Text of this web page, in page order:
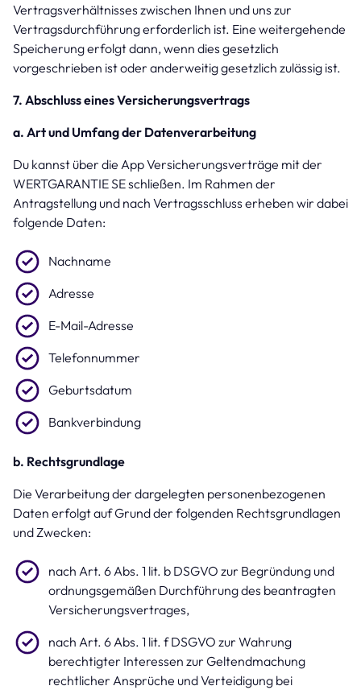
Vertragsverhältnisses zwischen Ihnen und uns zur
Vertragsdurchführung erforderlich ist. Eine weitergehende
Speicherung erfolgt dann, wenn dies gesetzlich
vorgeschrieben ist oder anderweitig gesetzlich zulässig ist.
7. Abschluss eines Versicherungsvertrags
a. Art und Umfang der Datenverarbeitung
Du kannst über die App Versicherungsverträge mit der
WERTGARANTIE SE schließen. Im Rahmen der
Antragstellung und nach Vertragsschluss erheben wir dabei
folgende Daten:
Nachname
Adresse
E-Mail-Adresse
Telefonnummer
Geburtsdatum
Bankverbindung
b. Rechtsgrundlage
Die Verarbeitung der dargelegten personenbezogenen
Daten erfolgt auf Grund der folgenden Rechtsgrundlagen
und Zwecken:
nach Art. 6 Abs. 1 lit. b DSGVO zur Begründung und
ordnungsgemäßen Durchführung des beantragten
Versicherungsvertrages,
nach Art. 6 Abs. 1 lit. f DSGVO zur Wahrung
berechtigter Interessen zur Geltendmachung
rechtlicher Ansprüche und Verteidigung bei